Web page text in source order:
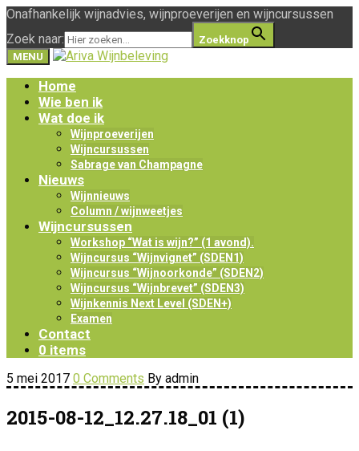
Onafhankelijk wijnadvies, wijnproeverijen en wijncursussen
Zoek naar:
Zoekknop
MENU
Home
Wie ben ik
Wat doe ik
Wijnproeverijen
Wijncursussen
Sabrage van Champagne
Nieuws
Wijnnieuws
Column / wijnweetjes
Wijncursussen
Workshop “Wat is wijn?” (1 avond).
Wijncursus “Wijnvignet” (SDEN1)
Wijncursus “Wijnoorkonde” (SDEN2)
Wijncursus “Wijnbrevet” (SDEN3)
Wijnkennis Next Level (SDEN+)
Examen
Contact
0 items
5 mei 2017 0 Comments By admin
2015-08-12_12.27.18_01 (1)